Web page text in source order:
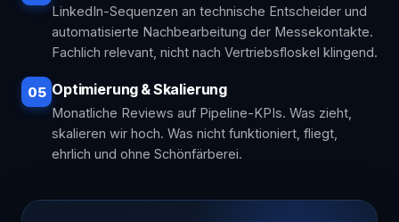
LinkedIn-Sequenzen an technische Entscheider und
automatisierte Nachbearbeitung der Messekontakte.
Fachlich relevant, nicht nach Vertriebsfloskel klingend.
05 Optimierung & Skalierung
Monatliche Reviews auf Pipeline-KPIs. Was zieht,
skalieren wir hoch. Was nicht funktioniert, fliegt,
ehrlich und ohne Schönfärberei.